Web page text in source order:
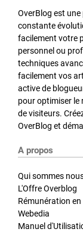
OverBlog est
constante
facilement votre
personnel ou
techniques
facilement vos
active de
pour optimiser le
de visiteurs.
OverBlog et
A propos
Qui sommes
L'Offre Overblog
Rémunération
Webedia
Manuel